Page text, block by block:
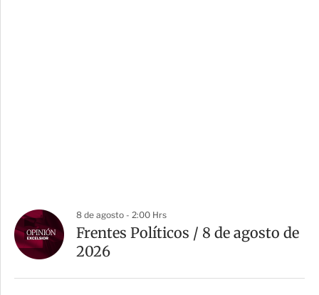
8 de agosto - 2:00 Hrs
Frentes Políticos / 8 de agosto de
2026